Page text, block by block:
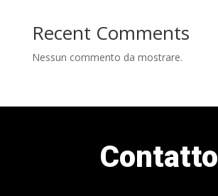
Recent Comments
Nessun commento da mostrare.
Contatto